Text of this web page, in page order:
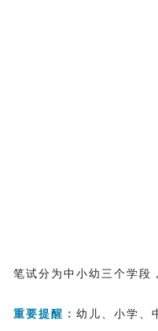
笔试分为中小幼三个学段
重要提醒： 幼儿、小学、